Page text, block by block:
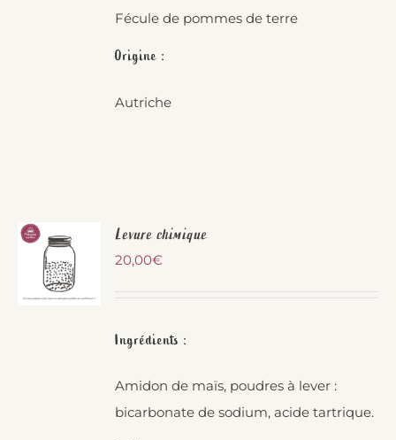
Fécule de pommes de terre
Origine :
Autriche
Levure chimique
20,00€
Ingrédients :
Amidon de maïs, poudres à lever :
bicarbonate de sodium, acide tartrique.